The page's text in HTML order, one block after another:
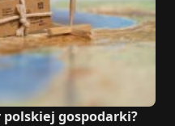
gospodarki?